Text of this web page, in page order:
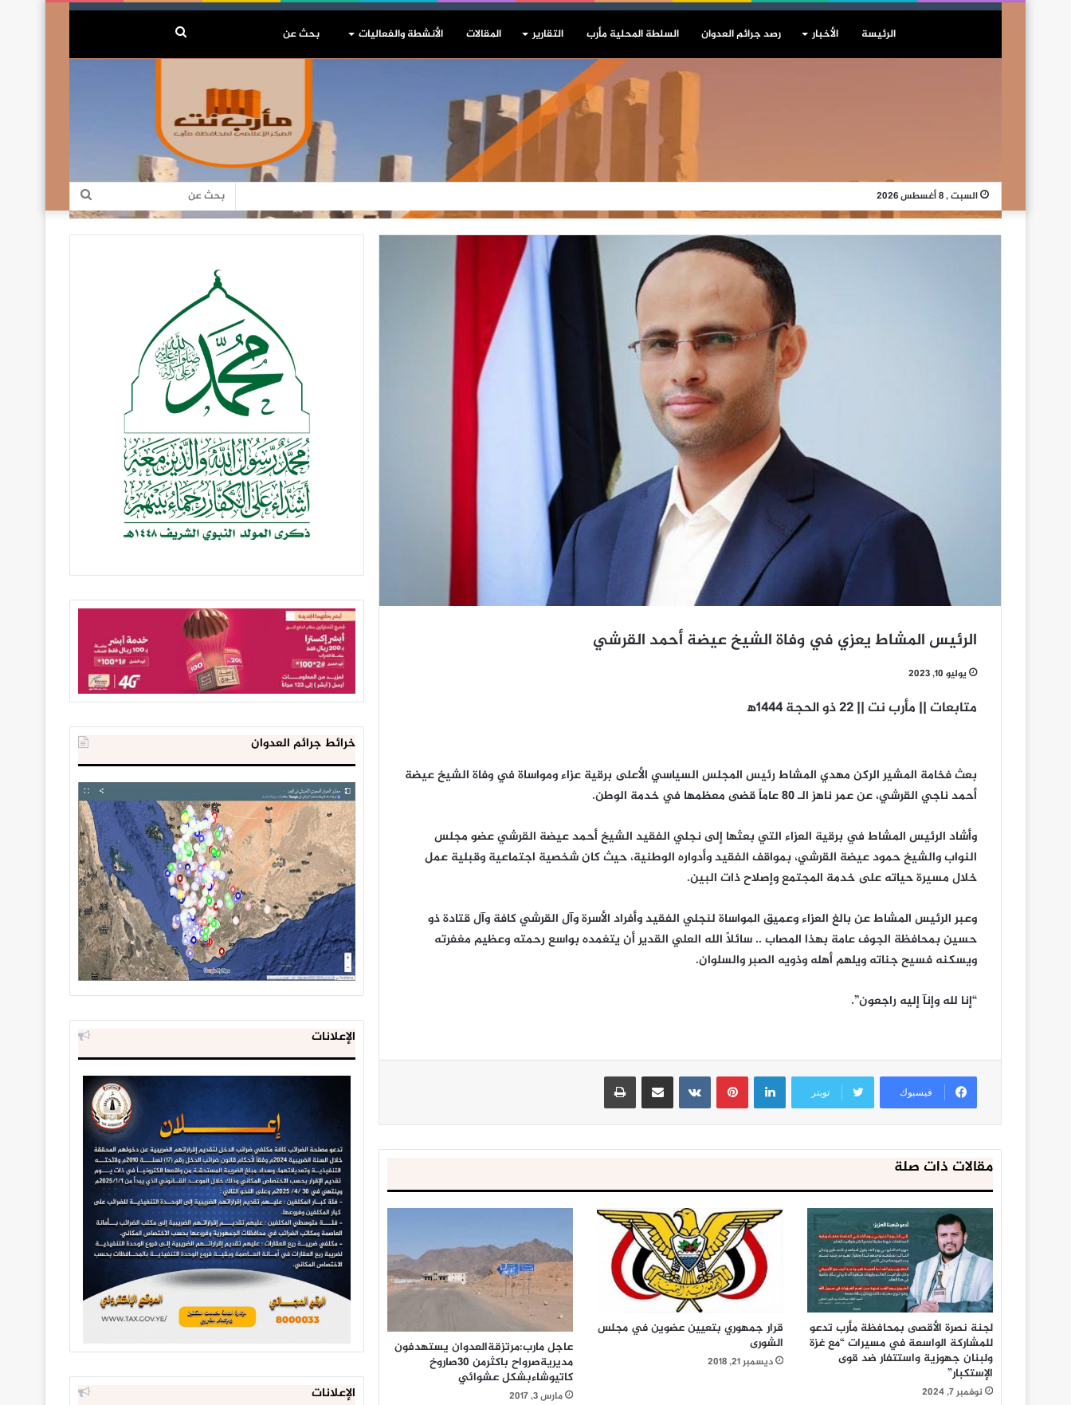
الرئيسة الأخبار رصد جرائم العدوان السلطة المحلية مأرب التقارير المقالات الأنشطة والفعاليات بحث
السبت , 8 أغسطس 2026
بحث
عن
الرئيس المشاط يعزي في وفاة الشيخ عيضة أحمد القرشي
يوليو 10, 2023
متابعات || مأرب نت || 22 ذو الحجة 1444ه‍
بعث فخامة المشير الركن مهدي المشاط رئيس المجلس السياسي الأعلى برقية عزاء ومواساة في وفاة الشيخ عيضة
أحمد ناجي القرشي، عن عمر ناهز الـ 80 عاماً قضى معظمها في خدمة الوطن.
وأشاد الرئيس المشاط في برقية العزاء التي بعثها إلى نجلي الفقيد الشيخ أحمد عيضة القرشي عضو مجلس
النواب والشيخ حمود عيضة القرشي، بمواقف الفقيد وأدواره الوطنية، حيث كان شخصية اجتماعية وقبلية عمل
خلال مسيرة حياته على خدمة المجتمع وإصلاح ذات البين.
وعبر الرئيس المشاط عن بالغ العزاء وعميق المواساة لنجلي الفقيد وأفراد الأسرة وآل القرشي كافة وآل قتادة ذو
حسين بمحافظة الجوف عامة بهذا المصاب .. سائلاً الله العلي القدير أن يتغمده بواسع رحمته وعظيم مغفرته
ويسكنه فسيح جناته ويلهم أهله وذويه الصبر والسلوان.
“إنا لله وإنآ إليه راجعون”.
فيسبوك تويتر
لينكدإنبينتيريست مشاركة عبر البريد طباعة
مقالات ذات صلة
لجنة نصرة الأقصى بمحافظة مأرب تدعو
للمشاركة الواسعة في مسيرات “مع غزة
ولبنان جهوزية واستتفار ضد قوى
الإستكبار”
نوفمبر 7, 2024
قرار جمهوري بتعيين عضوين في مجلس
الشورى
ديسمبر 21, 2018
عاجل مارب:مرتزقةالعدوان يستهدفون
مديريةصرواح باكثرمن 30صاروخ
كاتيوشاءبشكل عشوائي
مارس 3, 2017
خرائط جرائم العدوان
الإعلانات
الإعلانات